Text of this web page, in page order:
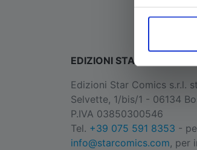
EDIZIONI STAR COMICS
Edizioni Star Comics s.r.l.
Selvette, 1/bis/1 - 06134
P.IVA 03850300546
Tel. +39 075 591 8353 -
info@starcomics.com, per